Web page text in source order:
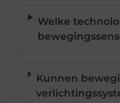
Welke
Kunnen